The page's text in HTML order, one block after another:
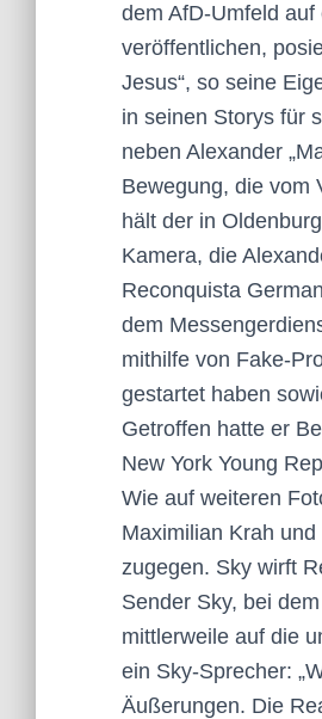
dem AfD-Umfeld
veröffentlichen,
Jesus“, so seine
in seinen Storys für
neben Alexander
Bewegung, die vom
hält der in
Kamera, die
Reconquista
dem
mithilfe von Fake-
gestartet haben
Getroffen hatte er
New York Young
Wie auf weiteren
Maximilian Krah
zugegen. Sky wirft
Sender Sky, bei
mittlerweile auf die
ein Sky-Sprecher:
Äußerungen. Die